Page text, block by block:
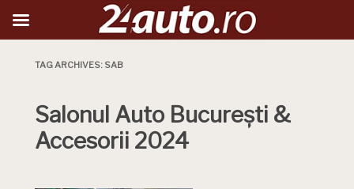
TAG ARCHIVES: SAB
Salonul Auto București &
Accesorii 2024